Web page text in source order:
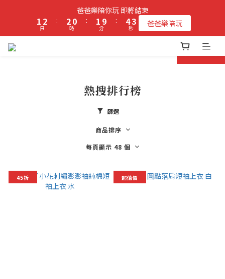
立即加入PIPPY會員即贈$100元購物金!
爸爸樂陪你玩 即將結束
1
0
2
1
日
:
2
1
0
時
:
2
1
0
9
8
3
2
1
分
:
5
4
3
3
2
1
秒 爸爸樂陪玩
prev next
熱搜排行榜
篩選
商品排序
每頁顯示 48 個
45折 超值價